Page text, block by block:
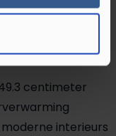
ziet. Om u te
vloer zijn hieronder
centimeter
interieurs